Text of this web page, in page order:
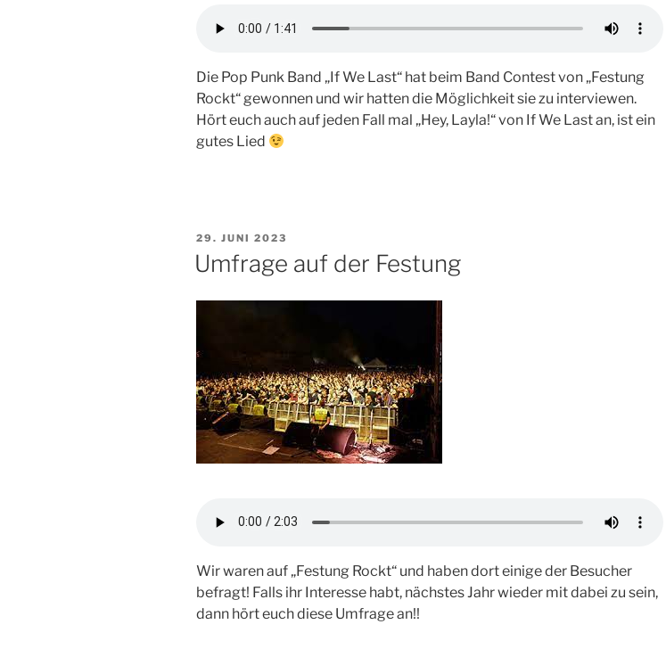
Die Pop Punk Band „If We Last“ hat beim Band Contest von „Festung
Rockt“ gewonnen und wir hatten die Möglichkeit sie zu interviewen.
Hört euch auch auf jeden Fall mal „Hey, Layla!“ von If We Last an, ist ein
gutes Lied
VERÖFFENTLICHT
AM
29. JUNI 2023
Umfrage auf der Festung
Wir waren auf „Festung Rockt“ und haben dort einige der Besucher
befragt! Falls ihr Interesse habt, nächstes Jahr wieder mit dabei zu sein,
dann hört euch diese Umfrage an!!